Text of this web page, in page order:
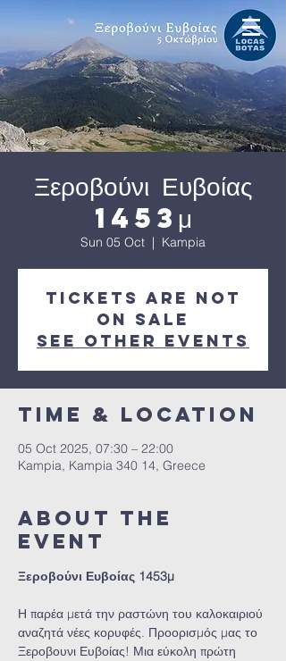
Ξεροβούνι Ευβοίας
1453μ
Sun 05 Oct
  |
Kampia
Tickets are not
on sale
See other events
Time & Location
05 Oct 2025, 07:30 – 22:00
Kampia, Kampia 340 14, Greece
About the
event
Ξεροβούνι Ευβοίας 1453μ
Η παρέα μετά την ραστώνη του καλοκαιριού
αναζητά νέες κορυφές. Προορισμός μας το
Ξεροβουνι Ευβοίας! Μια εύκολη πρώτη